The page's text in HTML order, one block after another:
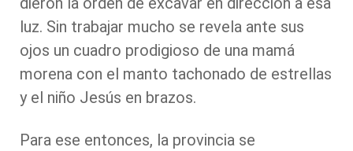
luz. Sin trabajar mucho se revela ante sus
ojos un cuadro prodigioso de una mamá
morena con el manto tachonado de estrellas
y el niño Jesús en brazos.
Para ese entonces, la provincia se